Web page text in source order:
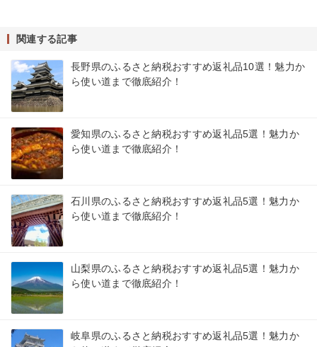
関連する記事
長野県のふるさと納税おすすめ返礼品10選！魅力か
ら使い道まで徹底紹介！
愛知県のふるさと納税おすすめ返礼品5選！魅力か
ら使い道まで徹底紹介！
石川県のふるさと納税おすすめ返礼品5選！魅力か
ら使い道まで徹底紹介！
山梨県のふるさと納税おすすめ返礼品5選！魅力か
ら使い道まで徹底紹介！
岐阜県のふるさと納税おすすめ返礼品5選！魅力か